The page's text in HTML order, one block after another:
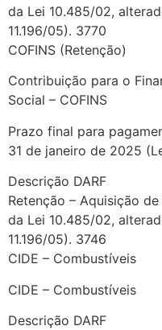
da Lei 10.485/02,
11.196/05). 3770
COFINS (Retenção)
Contribuição para o
Social – COFINS
Prazo final para
31 de janeiro de 2025
Descrição DARF
Retenção – Aquisição
da Lei 10.485/02,
11.196/05). 3746
CIDE – Combustíveis
CIDE – Combustíveis
Descrição DARF